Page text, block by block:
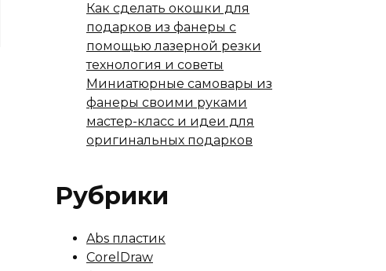
Как сделать окошки для
подарков из фанеры с
помощью лазерной резки
технология и советы
Миниатюрные самовары из
фанеры своими руками
мастер-класс и идеи для
оригинальных подарков
Рубрики
Abs пластик
CorelDraw